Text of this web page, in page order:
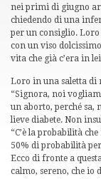
nei primi di giugno
chiedendo di una
per un consiglio.
con un viso
vita che già c’era in
Loro in una saletta di
“Signora, noi
un aborto, perché sa,
lieve diabete. Non
“C’è la probabilità
50% di probabilità
Ecco di fronte a
calmo, sereno, che io